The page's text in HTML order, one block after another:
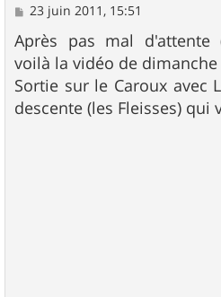
M
s
s
a
g
e
23 juin 2011, 15:51
Après pas mal d'attente
voilà la vidéo de
Sortie sur le Caroux avec
descente (les Fleisses) qui